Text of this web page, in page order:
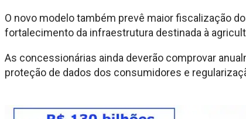
O novo modelo também prevê maior fiscalização
fortalecimento da infraestrutura destinada à
As concessionárias ainda deverão comprovar
proteção de dados dos consumidores e